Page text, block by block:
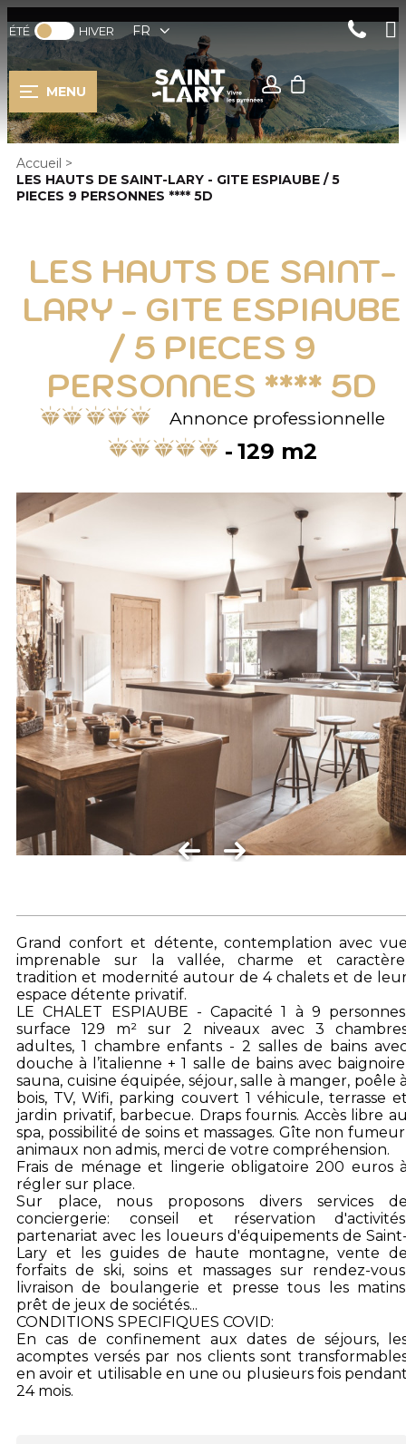
ÉTÉ HIVER FR
MENU
Accueil >
LES HAUTS DE SAINT-LARY - GITE ESPIAUBE / 5
PIECES 9 PERSONNES **** 5D
LES HAUTS DE SAINT-
LARY - GITE ESPIAUBE
/ 5 PIECES 9
PERSONNES **** 5D
Annonce professionnelle
129 m2
Grand confort et détente, contemplation avec
imprenable sur la vallée, charme et
tradition et modernité autour de 4 chalets et de
espace détente privatif.
LE CHALET ESPIAUBE - Capacité 1 à 9
surface 129 m² sur 2 niveaux avec 3
adultes, 1 chambre enfants - 2 salles de bains
douche à l’italienne + 1 salle de bains avec
sauna, cuisine équipée, séjour, salle à manger, poêle
bois, TV, Wifi, parking couvert 1 véhicule, terrasse
jardin privatif, barbecue. Draps fournis. Accès libre
spa, possibilité de soins et massages. Gîte non
animaux non admis, merci de votre compréhension.
Frais de ménage et lingerie obligatoire 200 euros
régler sur place.
Sur place, nous proposons divers services
conciergerie: conseil et réservation
partenariat avec les loueurs d'équipements de
Lary et les guides de haute montagne, vente
forfaits de ski, soins et massages sur rendez-
livraison de boulangerie et presse tous les
prêt de jeux de sociétés...
CONDITIONS SPECIFIQUES COVID:
En cas de confinement aux dates de séjours,
acomptes versés par nos clients sont
en avoir et utilisable en une ou plusieurs fois
24 mois.